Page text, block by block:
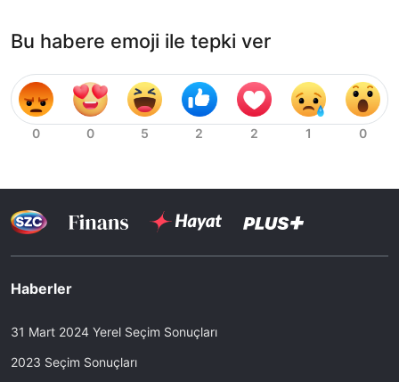
Bu habere emoji ile tepki ver
Haberler
31 Mart 2024 Yerel Seçim Sonuçları
2023 Seçim Sonuçları